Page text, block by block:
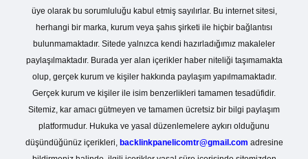
üye olarak bu sorumluluğu kabul etmiş sayılırlar. Bu internet sitesi,
herhangi bir marka, kurum veya şahıs şirketi ile hiçbir bağlantısı
bulunmamaktadır. Sitede yalnızca kendi hazırladığımız makaleler
paylaşılmaktadır. Burada yer alan içerikler haber niteliği taşımamakta
olup, gerçek kurum ve kişiler hakkında paylaşım yapılmamaktadır.
Gerçek kurum ve kişiler ile isim benzerlikleri tamamen tesadüfidir.
Sitemiz, kar amacı gütmeyen ve tamamen ücretsiz bir bilgi paylaşım
platformudur. Hukuka ve yasal düzenlemelere aykırı olduğunu
düşündüğünüz içerikleri, backlinkpanelicomtr@gmail.com adresine